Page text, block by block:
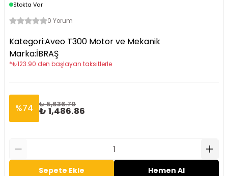
Stokta Var
0 Yorum
Kategori:Aveo T300 Motor ve Mekanik
Marka:İBRAŞ
*₺123.90 den başlayan taksitlerle
%74 ₺ 5,636.79
₺ 1,486.86
Sepete Ekle Hemen Al